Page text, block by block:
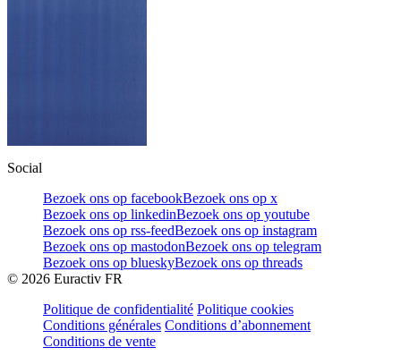
Social
Bezoek ons op facebookBezoek ons op x
Bezoek ons op linkedinBezoek ons op youtube
Bezoek ons op rss-feedBezoek ons op instagram
Bezoek ons op mastodonBezoek ons op telegram
Bezoek ons op blueskyBezoek ons op threads
© 2026 Euractiv FR
Politique de confidentialité Politique cookies
Conditions générales Conditions d’abonnement
Conditions de vente